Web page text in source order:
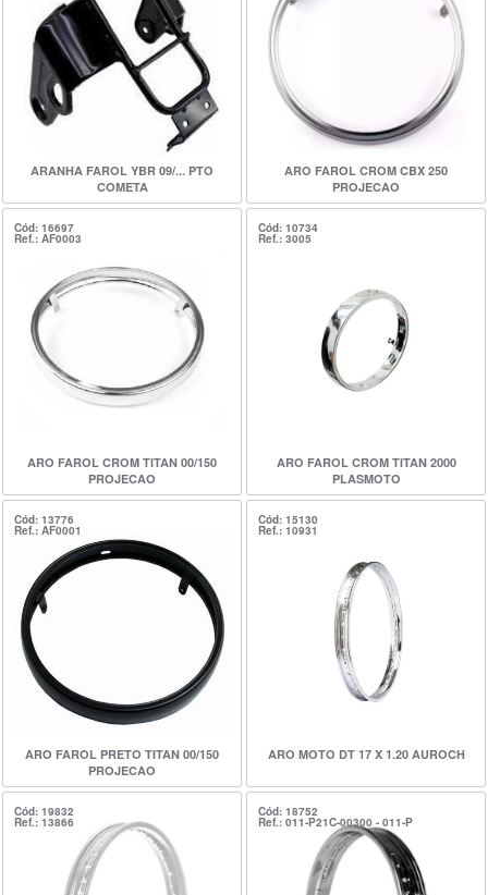
ARANHA FAROL YBR 09/... PTO
COMETA
ARO FAROL CROM CBX 250
PROJECAO
Cód: 16697
Ref.: AF0003
ARO FAROL CROM TITAN 00/150
PROJECAO
Cód: 10734
Ref.: 3005
ARO FAROL CROM TITAN 2000
PLASMOTO
Cód: 13776
Ref.: AF0001
ARO FAROL PRETO TITAN 00/150
PROJECAO
Cód: 15130
Ref.: 10931
ARO MOTO DT 17 X 1.20 AUROCH
Cód: 19832
Ref.: 13866
Cód: 18752
Ref.: 011-P21C-00300 - 011-P